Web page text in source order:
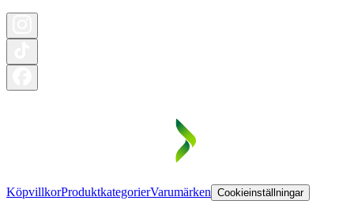
KöpvillkorProduktkategorierVarumärken Cookieinställningar